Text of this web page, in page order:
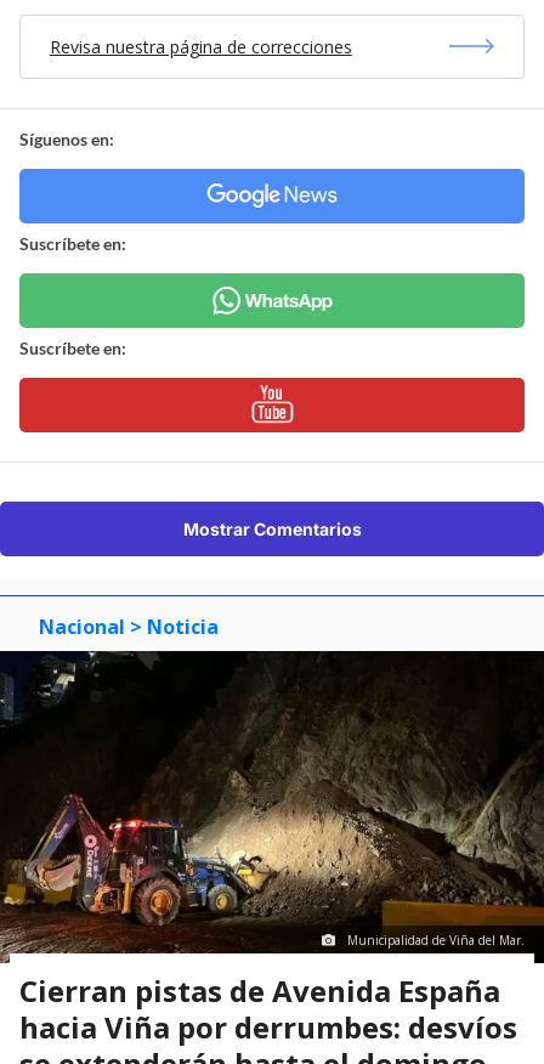
Revisa nuestra página de correcciones
Síguenos en:
Suscríbete en:
Suscríbete en:
Mostrar Comentarios
Nacional > Noticia
Municipalidad de Viña del Mar.
Cierran pistas de Avenida España
hacia Viña por derrumbes: desvíos